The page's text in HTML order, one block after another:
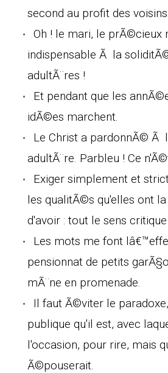
second au profit des voisins.
Oh ! le mari, le prÃ©cieux
indispensable Ã la
adultÃ¨res !
Et pendant que les
idÃ©es marchent.
Le Christ a pardonnÃ© Ã
adultÃ¨re. Parbleu ! Ce
Exiger simplement et
les qualitÃ©s qu'elles ont
d'avoir : tout le sens
Les mots me font
pensionnat de petits
mÃ¨ne en promenade.
Il faut Ã©viter le
publique qu'il est, avec
l'occasion, pour rire, mais
Ã©pouserait.